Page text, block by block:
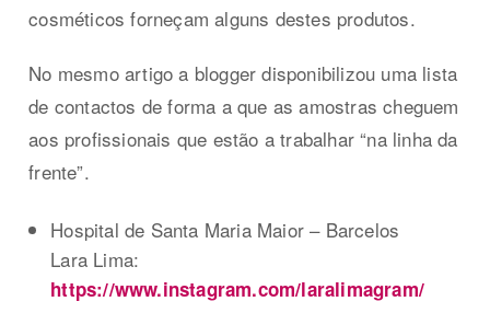
cosméticos forneçam alguns destes produtos.
No mesmo artigo a blogger disponibilizou uma lista
de contactos de forma a que as amostras cheguem
aos profissionais que estão a trabalhar “na linha da
frente”.
Hospital de Santa Maria Maior – Barcelos
Lara Lima:
https://www.instagram.com/laralimagram/